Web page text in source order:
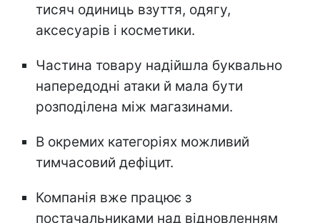
тисяч одиниць взуття, одягу,
аксесуарів і косметики.
Частина товару надійшла буквально
напередодні атаки й мала бути
розподілена між магазинами.
В окремих категоріях можливий
тимчасовий дефіцит.
Компанія вже працює з
постачальниками над відновленням